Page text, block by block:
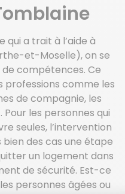
qui a trait à l’aide à
et-Moselle), on se
compétences. Ce
professions comme les
de compagnie, les
Pour les personnes qui
seules, l’intervention
bien des cas une étape
un logement dans
de sécurité. Est-ce
personnes âgées ou